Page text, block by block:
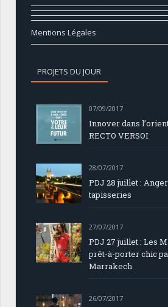
Mentions Légales
PROJETS DU JOUR
07/09/2017
Innover dans
RECTO VERSOI
28/07/2017
PDJ 28 juillet :
tapisseries
27/07/2017
PDJ 27 juillet : Les
prêt-à-porter chic
Marrakech
26/07/2017